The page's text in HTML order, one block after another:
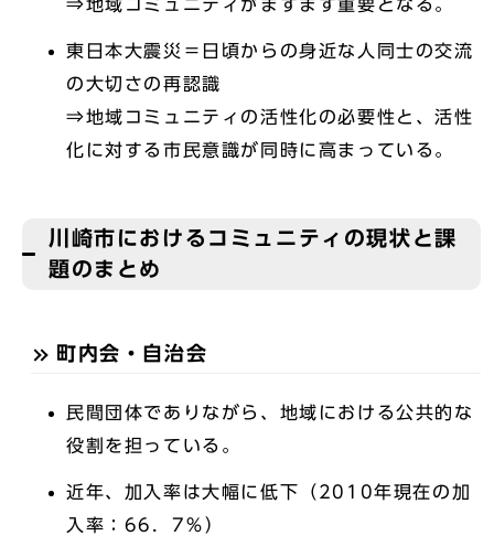
⇒地域コミュニティがますます重要となる。
東日本大震災＝日頃からの身近な人同士の交流
の大切さの再認識
⇒地域コミュニティの活性化の必要性と、活性
化に対する市民意識が同時に高まっている。
川崎市におけるコミュニティの現状と課
題のまとめ
町内会・自治会
民間団体でありながら、地域における公共的な
役割を担っている。
近年、加入率は大幅に低下（2010年現在の加
入率：66．7％）